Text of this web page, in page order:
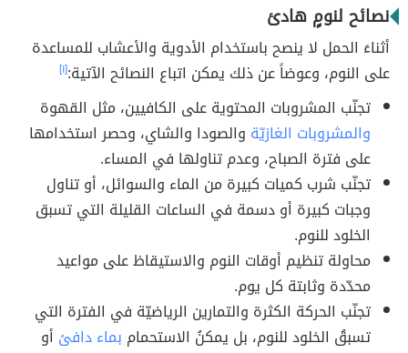
نصائح لنومٍ هادئ
أثناءَ الحمل لا ينصح باستخدام الأدوية والأعشاب للمساعدة
على النوم، وعوضاً عن ذلك يمكن اتباع النصائح الآتية:[١]
تجنّب المشروبات المحتوية على الكافيين، مثل القهوة
والمشروبات الغازيّة والصودا والشاي، وحصر استخدامها
على فترة الصباح، وعدم تناولها في المساء.
تجنّب شرب كميات كبيرة من الماء والسوائل، أو تناول
وجبات كبيرة أو دسمة في الساعات القليلة التي تسبق
الخلود للنوم.
محاولة تنظيم أوقات النوم والاستيقاظ على مواعيد
محدّدة وثابتة كل يوم.
تجنّب الحركة الكثرة والتمارين الرياضيّة في الفترة التي
تسبقُ الخلود للنوم، بل يمكنُ الاستحمام بماء دافئ أو